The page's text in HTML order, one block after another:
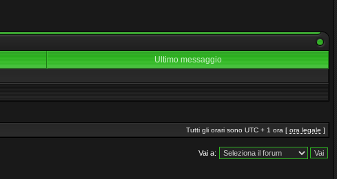
Ultimo messaggio
Tutti gli orari sono UTC + 1 ora [ ora legale ]
Vai a: